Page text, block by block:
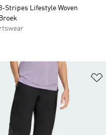
Stripes Lifestyle Woven
zetten